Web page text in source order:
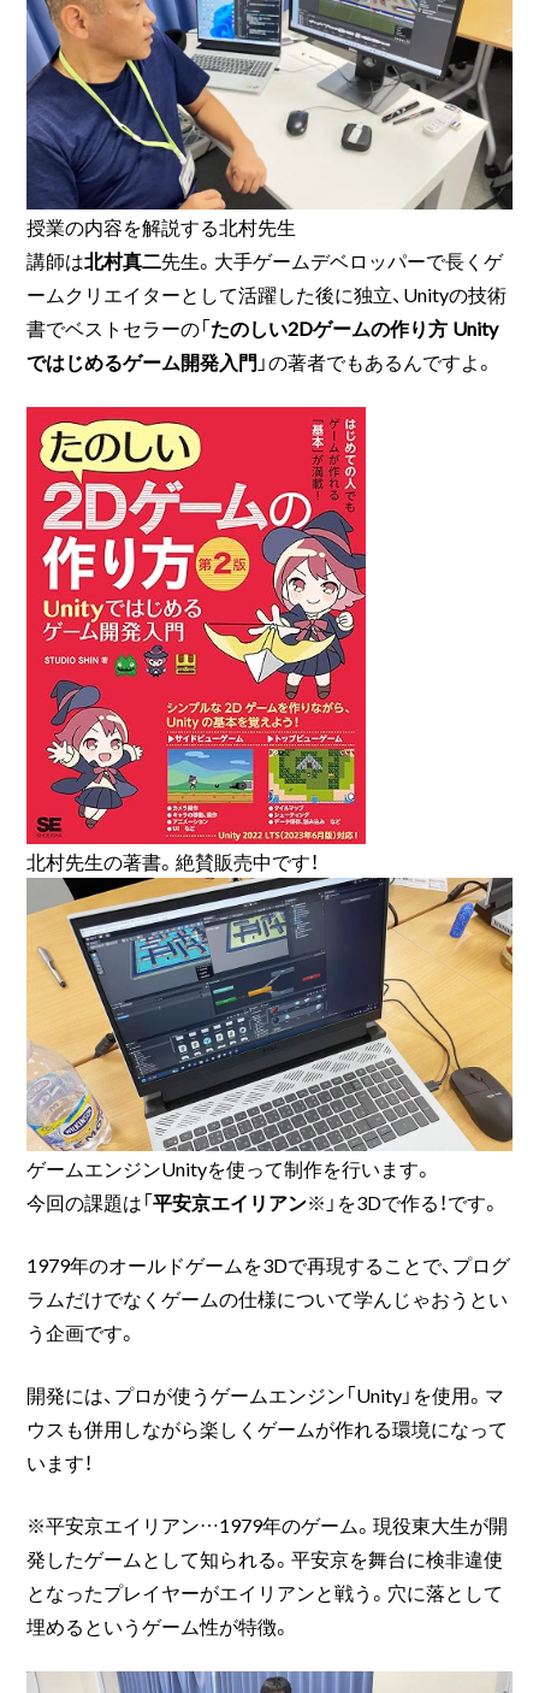
授業の内容を解説する北村先生
講師は北村真二先生。大手ゲームデベロッパーで長くゲ
ームクリエイターとして活躍した後に独立、Unityの技術
書でベストセラーの「たのしい2Dゲームの作り方 Unity
ではじめるゲーム開発入門 」の著者でもあるんですよ。
北村先生の著書。絶賛販売中です！
ゲームエンジンUnityを使って制作を行います。
今回の課題は「平安京エイリアン※」を3Dで作る！です。
1979年のオールドゲームを3Dで再現することで、プログ
ラムだけでなくゲームの仕様について学んじゃおうとい
う企画です。
開発には、プロが使うゲームエンジン「Unity」を使用。マ
ウスも併用しながら楽しくゲームが作れる環境になって
います！
※平安京エイリアン…1979年のゲーム。現役東大生が開
発したゲームとして知られる。平安京を舞台に検非違使
となったプレイヤーがエイリアンと戦う。穴に落として
埋めるというゲーム性が特徴。